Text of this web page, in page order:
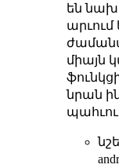
են
արւում
միայն
նրան